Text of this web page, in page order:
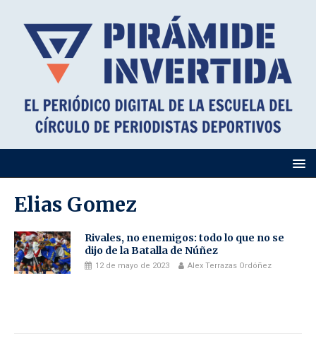
Elias Gomez
Rivales, no enemigos: todo lo que no se
dijo de la Batalla de Núñez
12 de mayo de 2023 Alex Terrazas Ordóñez